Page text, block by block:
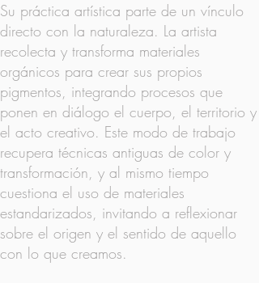
Su práctica artística parte de un vínculo
directo con la naturaleza. La artista
recolecta y transforma materiales
orgánicos para crear sus propios
pigmentos, integrando procesos que
ponen en diálogo el cuerpo, el territorio y
el acto creativo. Este modo de trabajo
recupera técnicas antiguas de color y
transformación, y al mismo tiempo
cuestiona el uso de materiales
estandarizados, invitando a reflexionar
sobre el origen y el sentido de aquello
con lo que creamos.